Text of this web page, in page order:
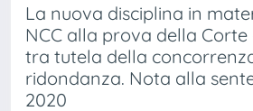
La nuova disciplina in
NCC alla prova della Corte
tra tutela della
ridondanza. Nota alla
2020